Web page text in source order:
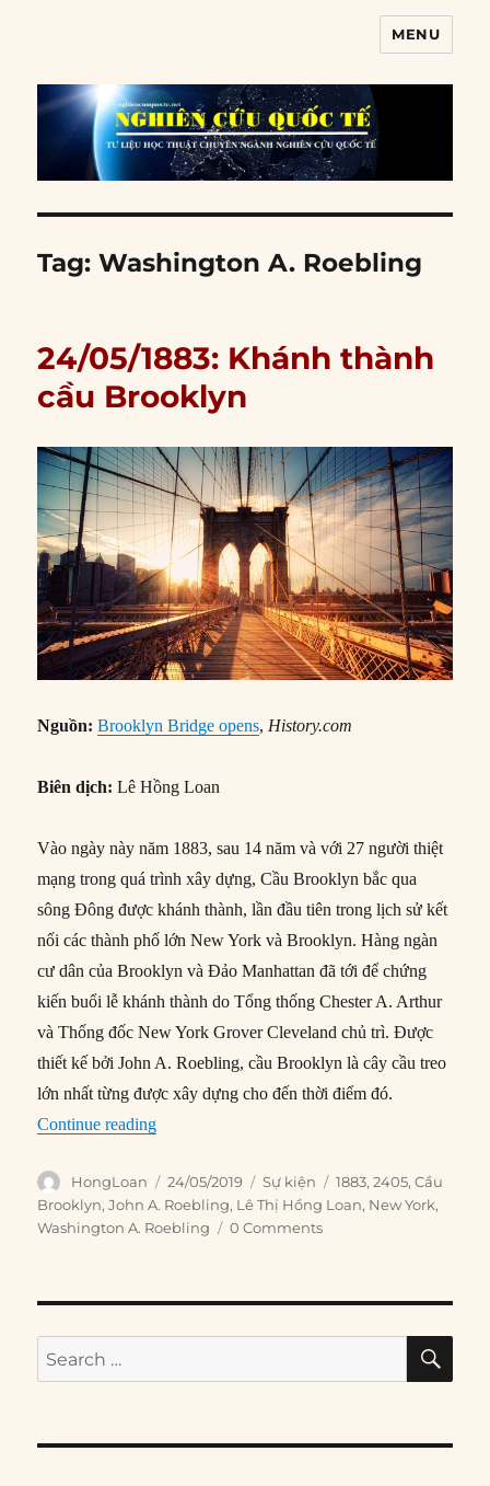
MENU
Tag:Washington A. Roebling
24/05/1883: Khánh thành
cầu Brooklyn
Nguồn: Brooklyn Bridge opens, History.com
Biên dịch: Lê Hồng Loan
Vào ngày này năm 1883, sau 14 năm và với 27 người thiệt
mạng trong quá trình xây dựng, Cầu Brooklyn bắc qua
sông Đông được khánh thành, lần đầu tiên trong lịch sử kết
nối các thành phố lớn New York và Brooklyn. Hàng ngàn
cư dân của Brooklyn và Đảo Manhattan đã tới để chứng
kiến ​​buổi lễ khánh thành do Tổng thống Chester A. Arthur
và Thống đốc New York Grover Cleveland chủ trì. Được
thiết kế bởi John A. Roebling, cầu Brooklyn là cây cầu treo
lớn nhất từng được xây dựng cho đến thời điểm đó.
Continue reading“24/05/1883: Khánh thành cầu Brooklyn”
Author
HongLoan
Posted
on
24/05/2019 Categories
Sự kiện Tags
1883,2405,Cầu
Brooklyn,John A. Roebling, Lê Thị Hồng Loan, New York,
Washington A. Roebling
0 Comments
Search
for: